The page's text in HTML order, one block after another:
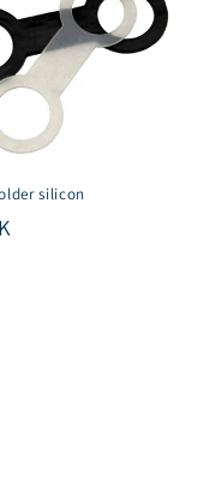
silicon